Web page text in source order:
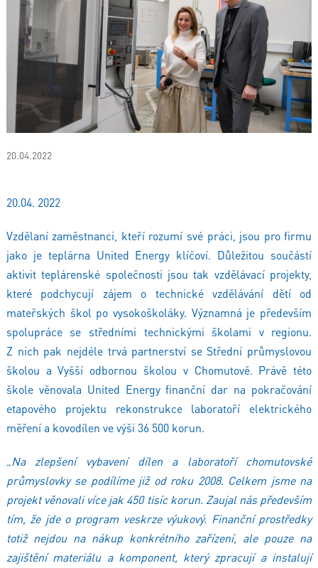
20.04.2022
20.04. 2022
Vzdělaní zaměstnanci, kteří rozumí své práci, jsou pro firmu
jako je teplárna United Energy klíčoví. Důležitou součástí
aktivit teplárenské společnosti jsou tak vzdělávací projekty,
které podchycují zájem o technické vzdělávání dětí od
mateřských škol po vysokoškoláky. Významná je především
spolupráce se středními technickými školami v regionu.
Z nich pak nejdéle trvá partnerství se Střední průmyslovou
školou a Vyšší odbornou školou v Chomutově. Právě této
škole věnovala United Energy finanční dar na pokračování
etapového projektu rekonstrukce laboratoří elektrického
měření a kovodílen ve výši 36 500 korun.
„Na zlepšení vybavení dílen a laboratoří chomutovské
průmyslovky se podílíme již od roku 2008. Celkem jsme na
projekt věnovali více jak 450 tisíc korun. Zaujal nás především
tím, že jde o program veskrze výukový. Finanční prostředky
totiž nejdou na nákup konkrétního zařízení, ale pouze na
zajištění materiálu a komponent, který zpracují a instalují